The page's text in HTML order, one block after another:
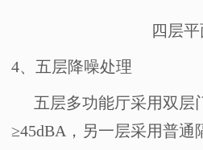
四层平
4、五层降噪处理
五层多功能厅采用双层
≥45dBA ，另一层采用普